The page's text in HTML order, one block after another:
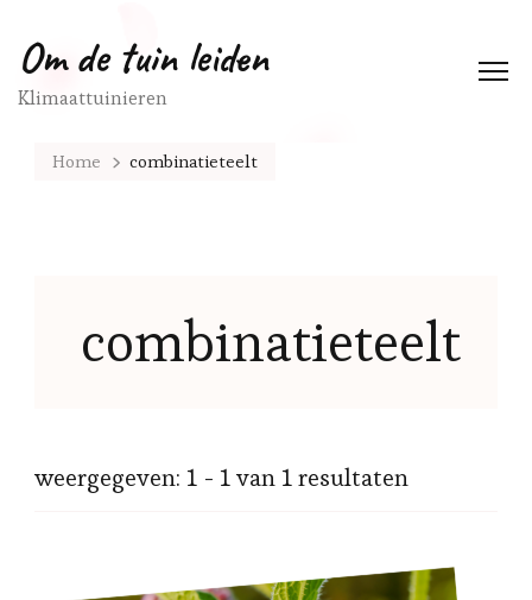
Om de tuin leiden
Klimaattuinieren
Home combinatieteelt
combinatieteelt
weergegeven: 1 - 1 van 1 resultaten